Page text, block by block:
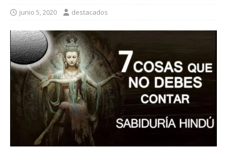
junio 5, 2020 destacados